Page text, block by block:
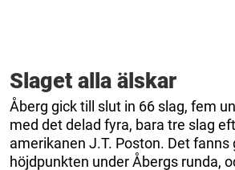
Slaget alla älskar
Åberg gick till slut in 66 slag, fem
med det delad fyra, bara tre slag
amerikanen J.T. Poston. Det fanns
höjdpunkten under Åbergs runda,